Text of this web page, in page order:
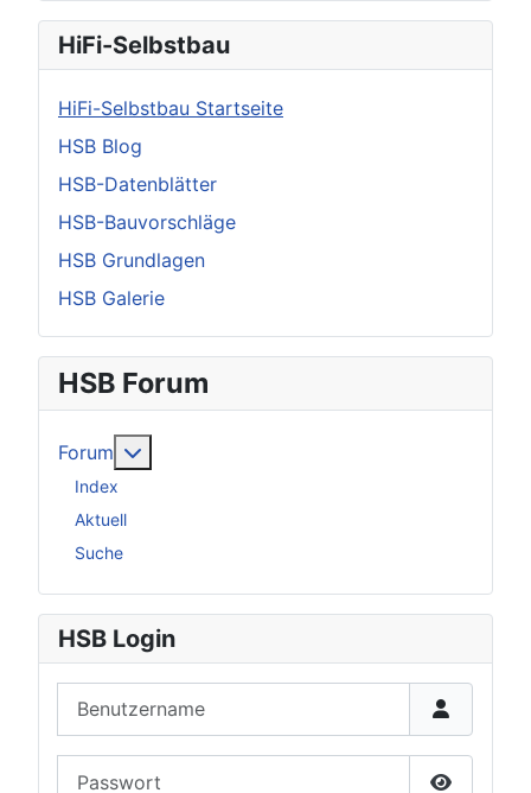
HiFi-Selbstbau
HiFi-Selbstbau Startseite
HSB Blog
HSB-Datenblätter
HSB-Bauvorschläge
HSB Grundlagen
HSB Galerie
HSB Forum
Forum
Index
Aktuell
Suche
HSB Login